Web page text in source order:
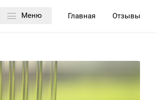
Меню Главная Отзывы